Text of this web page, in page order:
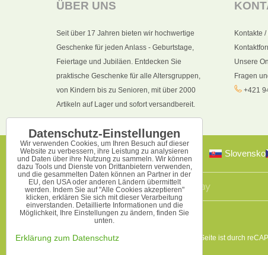
ÜBER UNS
Seit über 17 Jahren bieten wir hochwertige
Geschenke für jeden Anlass - Geburtstage,
Feiertage und Jubiläen. Entdecken Sie
praktische Geschenke für alle Altersgruppen,
von Kindern bis zu Senioren, mit über 2000
Artikeln auf Lager und sofort versandbereit.
Kontakte
Unsere
Fragen
+421
Slovensko
Diese Seite ist durch
Datenschutz-Einstellungen
Wir verwenden Cookies, um Ihren Besuch auf dieser
Website zu verbessern, ihre Leistung zu analysieren
und Daten über ihre Nutzung zu sammeln. Wir können
dazu Tools und Dienste von Drittanbietern verwenden,
und die gesammelten Daten können an Partner in der
EU, den USA oder anderen Ländern übermittelt
werden. Indem Sie auf "Alle Cookies akzeptieren"
klicken, erklären Sie sich mit dieser Verarbeitung
einverstanden. Detaillierte Informationen und die
Möglichkeit, Ihre Einstellungen zu ändern, finden Sie
unten.
Erklärung zum Datenschutz